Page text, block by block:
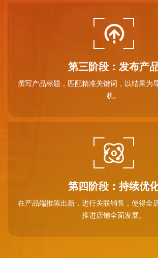
第三阶段：发布产
撰写产品标题，匹配精准关键词，以结果为
机。
第四阶段：持续优
在产品端推陈出新，进行关联销售，使得全
推进店铺全面发展。